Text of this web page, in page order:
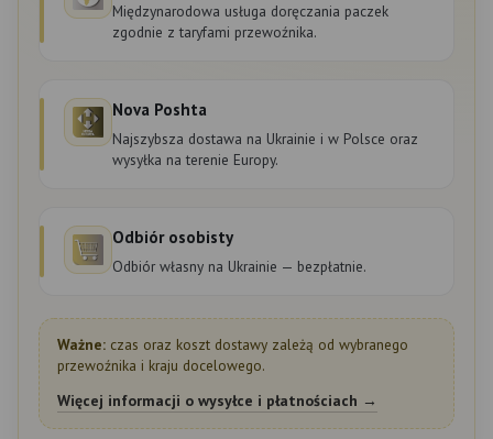
Międzynarodowa usługa doręczania paczek
zgodnie z taryfami przewoźnika.
Nova Poshta
Najszybsza dostawa na Ukrainie i w Polsce oraz
wysyłka na terenie Europy.
Odbiór osobisty
Odbiór własny na Ukrainie — bezpłatnie.
Ważne: czas oraz koszt dostawy zależą od wybranego
przewoźnika i kraju docelowego.
Więcej informacji o wysyłce i płatnościach →